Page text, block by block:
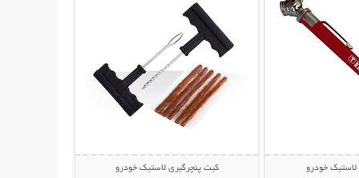
لاستیک خودرو کیت پنچرگیری لاستیک خودرو